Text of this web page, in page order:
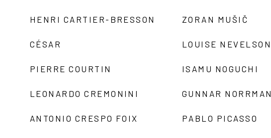
HENRI CARTIER-BRESSON
CÉSAR
PIERRE COURTIN
LEONARDO CREMONINI
ANTONIO CRESPO FOIX
ZORAN MUŠIČ
LOUISE NEVELSON
ISAMU NOGUCHI
GUNNAR NORRMAN
PABLO PICASSO